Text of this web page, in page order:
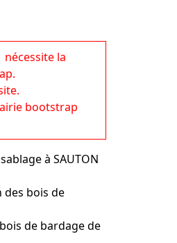
la
bootstrap
à SAUTON
des bois de
de bardage de